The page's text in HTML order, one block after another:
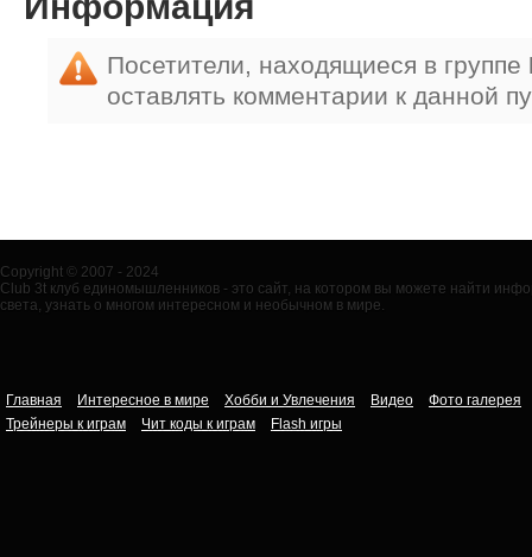
Посетители, находящиеся в группе
оставлять комментарии к данной
Copyright © 2007 - 2024
Club 3t клуб единомышленников - это сайт, на котором вы можете найти
света, узнать о многом интересном и необычном в мире.
Главная Интересное в мире Хобби и Увлечения Видео
Фото галерея
Трейнеры к играм
Чит коды к играм Flash игры